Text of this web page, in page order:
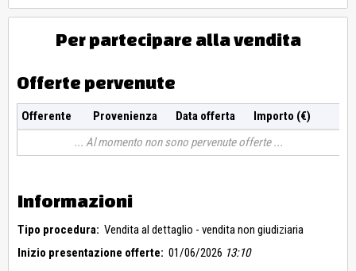
Per partecipare alla vendita
Offerte pervenute
Offerente Provenienza Data offerta
Importo (€)
Al momento non sono pervenute offerte
Informazioni
Tipo procedura: Vendita al dettaglio - vendita non giudiziaria
Inizio presentazione offerte: 01/06/2026 13:10